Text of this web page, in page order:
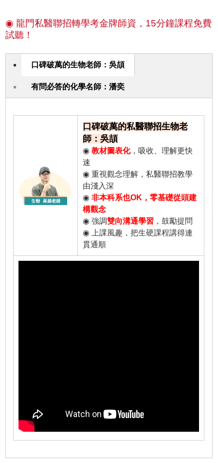
◉ 龍門私醫聯招轉學考金牌師資，15分鐘課程免費
試聽！
口碑破萬的生物老師：吳頡
有問必答的化學名師：潘奕
口碑破萬的私醫聯招生物老
師：吳頡
◉教材圖表化，吸收、理解更快
速
◉ 重視觀念理解，私醫聯招教學
由淺入深
◉非本科系也OK，零基礎從頭建
構觀念
◉ 強調雙向溝通學習 ，鼓勵提問
◉ 上課風趣，把生硬課程講得連
貫通順